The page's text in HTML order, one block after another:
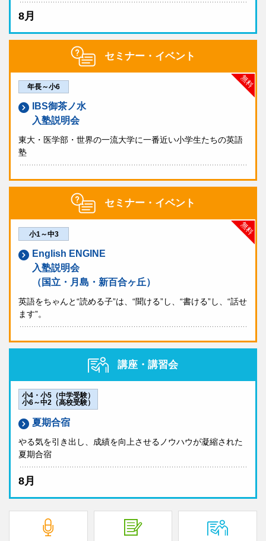
8月
セミナー・イベント
無料
年長～小6
IBS御茶ノ水
入塾説明会
東大・医学部・世界の一流大学に一番近い小学生たちの英語
塾
セミナー・イベント
無料
小1～中3
English ENGINE
入塾説明会
（国立・月島・新百合ヶ丘）
英語をちゃんと“読める子”は、“聞ける”し、“書ける”し、“話せ
ます”。
講座・講習会
小4・小5（中学受験）
小6～中2（高校受験）
夏期合宿
やる気を引き出し、成績を向上させるノウハウが凝縮された
夏期合宿
8月